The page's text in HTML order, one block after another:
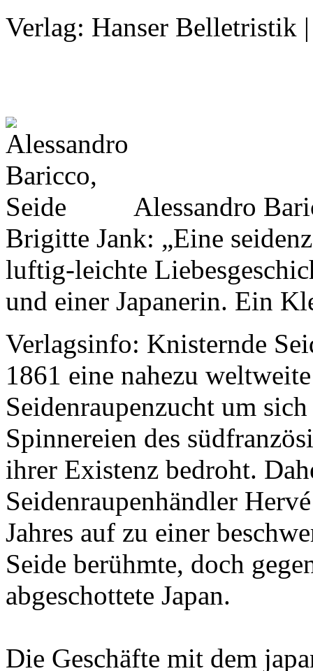
Verlag: Hanser Belletristik
Alessandro
Brigitte Jank: „Eine
luftig-leichte
und einer Japanerin. Ein
Verlagsinfo: Knisternde
1861 eine nahezu
Seidenraupenzucht um
Spinnereien des
ihrer Existenz bedroht.
Seidenraupenhändler
Jahres auf zu einer
Seide berühmte, doch
abgeschottete Japan.
Die Geschäfte mit dem